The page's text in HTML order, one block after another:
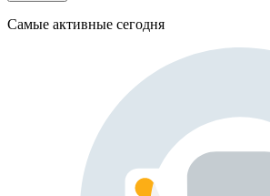
Самые активные сегодня